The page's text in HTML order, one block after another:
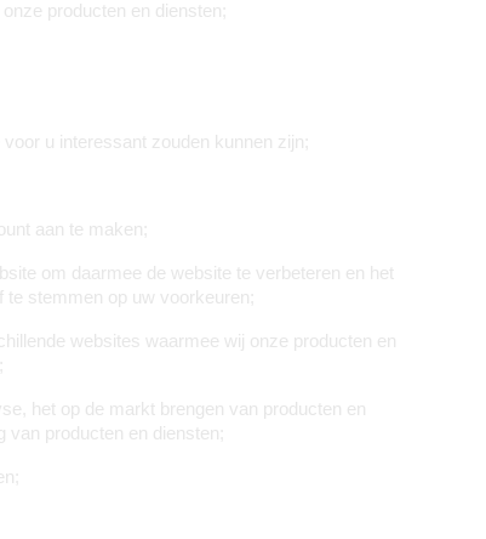
producten en diensten;
u interessant zouden kunnen zijn;
aan te maken;
om daarmee de website te verbeteren en het
stemmen op uw voorkeuren;
websites waarmee wij onze producten en
het op de markt brengen van producten en
producten en diensten;